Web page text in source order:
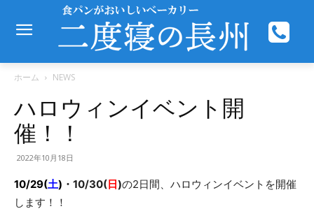
ホーム NEWS
ハロウィンイベント開
催！！
2022年10月18日
10/29(土) ・10/30(日)の2日間、ハロウィンイベントを開催
します！！